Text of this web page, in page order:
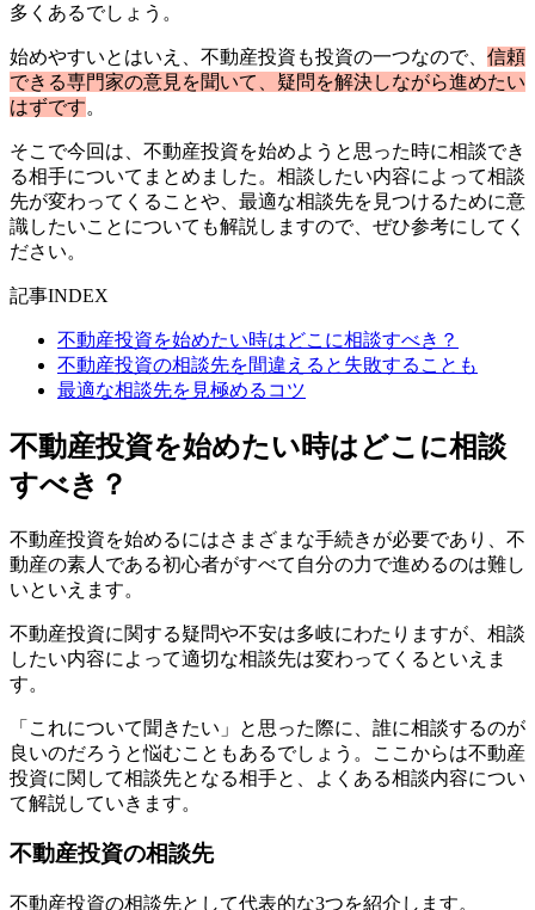
多くあるでしょう。
始めやすいとはいえ、不動産投資も投資の一つなので、 信頼
できる専門家の意見を聞いて、疑問を解決しながら進めたい
はずです。
そこで今回は、不動産投資を始めようと思った時に相談でき
る相手についてまとめました。相談したい内容によって相談
先が変わってくることや、最適な相談先を見つけるために意
識したいことについても解説しますので、ぜひ参考にしてく
ださい。
記事INDEX
不動産投資を始めたい時はどこに相談すべき？
不動産投資の相談先を間違えると失敗することも
最適な相談先を見極めるコツ
不動産投資を始めたい時はどこに相談
すべき？
不動産投資を始めるにはさまざまな手続きが必要であり、不
動産の素人である初心者がすべて自分の力で進めるのは難し
いといえます。
不動産投資に関する疑問や不安は多岐にわたりますが、相談
したい内容によって適切な相談先は変わってくるといえま
す。
「これについて聞きたい」と思った際に、誰に相談するのが
良いのだろうと悩むこともあるでしょう。ここからは不動産
投資に関して相談先となる相手と、よくある相談内容につい
て解説していきます。
不動産投資の相談先
不動産投資の相談先として代表的な3つを紹介します。